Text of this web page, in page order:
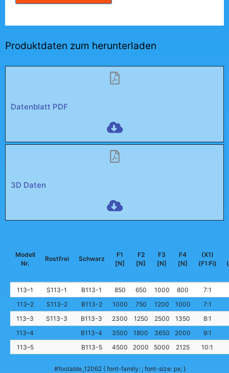
Produktdaten zum herunterladen
Datenblatt PDF
3D Daten
Modell
Nr.
Rostfrei Schwarz
F1
[N]
F2
[N]
F3
[N]
F4
[N]
(X1)
(F1:Fi)
113–1 S113-1 B113-1 850 650 1000 800
7:1
113–2
S113-2 B113-2 1000 750 1200 1000
7:1
113–3
S113-3 B113-3 2300 1250 2500 1350
8:1
113–4
B113-4 3500 1800 3650 2000
9:1
113–5
B113-5 4500 2000 5000 2125 10:1
#footable_12062 { font-family: ; font-size: px; }